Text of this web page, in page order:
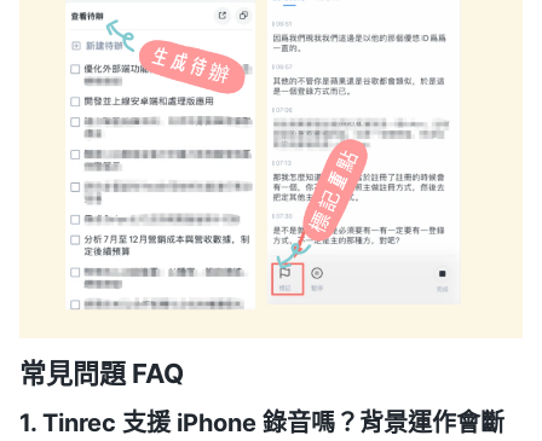
常見問題 FAQ
1. Tinrec 支援 iPhone 錄音嗎？背景運作會斷